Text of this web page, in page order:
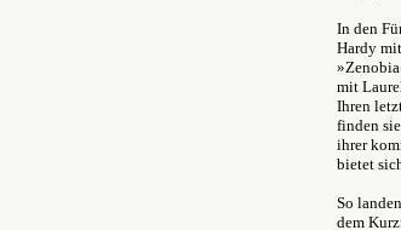
In den
Hardy
mit
Ihren
finden
ihrer
bietet
So
dem